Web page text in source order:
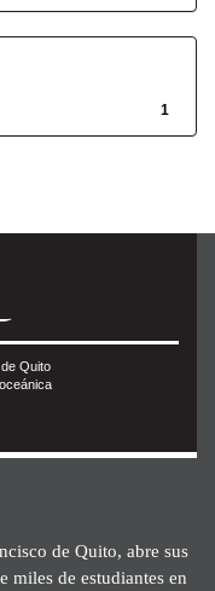
1
Quito
de Quito, abre sus
miles de estudiantes en